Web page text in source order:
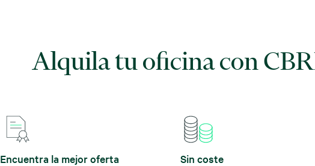
Alquila tu oficina con
Encuentra la mejor oferta Sin coste